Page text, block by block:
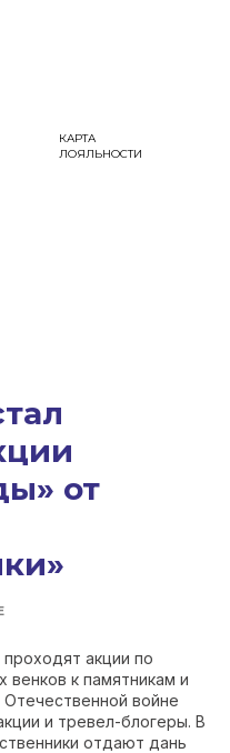
КАРТА
ЛОЯЛЬНОСТИ
от
акции по
к памятникам и
войне
и тревел-блогеры. В
отдают дань